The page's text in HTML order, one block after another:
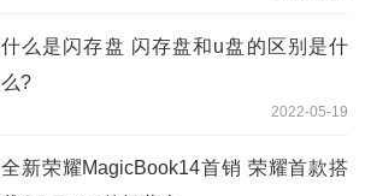
什么是闪存盘 闪存盘和u盘的区别是什
么?
2022-05-19
全新荣耀MagicBook14首销 荣耀首款搭